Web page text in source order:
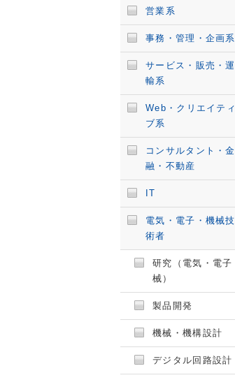
営業系
事務・管理・企画系
サービス・販売・運
輸系
Web・クリエイティ
ブ系
コンサルタント・金
融・不動産
IT
電気・電子・機械技
術者
研究（電気・電子
械）
製品開発
機械・機構設計
デジタル回路設計